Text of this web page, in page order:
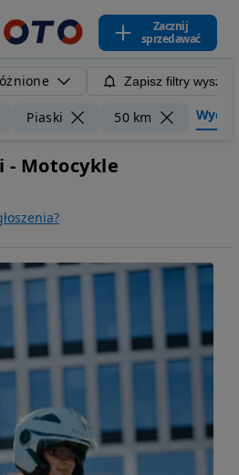
Zacznij
sprzedawać
Zapisz filtry
Piaski 50 km
- Motocykle